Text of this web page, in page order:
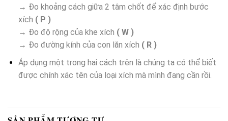
→ Đo khoảng cách giữa 2 tâm chốt để xác định bước
xích ( P )
→ Đo độ rộng của khe xích ( W )
→ Đo đường kính của con lăn xích ( R )
Áp dụng một trong hai cách trên là chúng ta có thể biết
được chính xác tên của loại xích mà mình đang cần rồi.